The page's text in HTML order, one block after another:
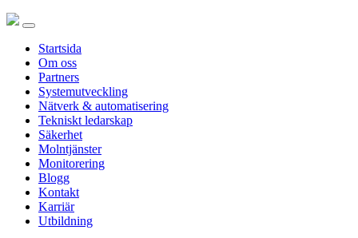
Startsida
Om oss
Partners
Systemutveckling
Nätverk & automatisering
Tekniskt ledarskap
Säkerhet
Molntjänster
Monitorering
Blogg
Kontakt
Karriär
Utbildning